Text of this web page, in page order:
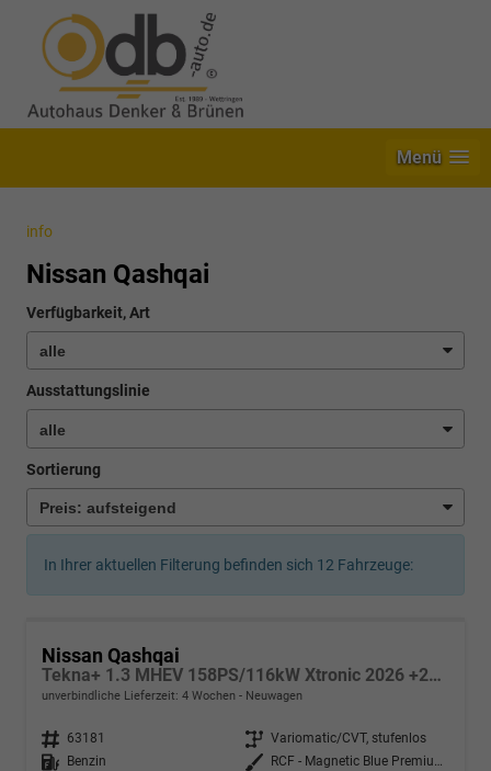
Menü
info
Nissan Qashqai
Verfügbarkeit, Art
Ausstattungslinie
Sortierung
In Ihrer aktuellen Filterung befinden sich 12 Fahrzeuge:
Nissan Qashqai
Tekna+ 1.3 MHEV 158PS/116kW Xtronic 2026 +20"ALU+PANO+BOSE+HuD
unverbindliche Lieferzeit: 4 Wochen Neuwagen
Fahrzeugnr. 63181 Getriebe Variomatic/CVT, stufenlos
Kraftstoff
Benzin Außenfarbe
RCF - Magnetic Blue Premium Met.